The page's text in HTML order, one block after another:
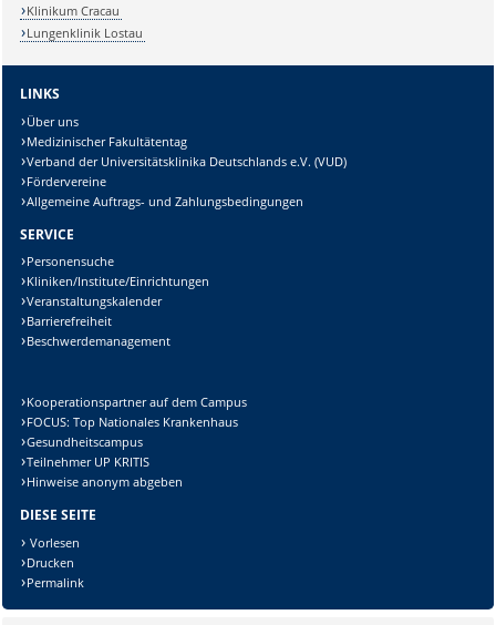
Klinikum Cracau
Lungenklinik Lostau
LINKS
Über uns
Medizinischer Fakultätentag
Verband der Universitätsklinika Deutschlands e.V. (VUD)
Fördervereine
Allgemeine Auftrags- und Zahlungsbedingungen
SERVICE
Personensuche
Kliniken/Institute/Einrichtungen
Veranstaltungskalender
Barrierefreiheit
Beschwerdemanagement
Kooperationspartner auf dem Campus
FOCUS: Top Nationales Krankenhaus
Gesundheitscampus
Teilnehmer UP KRITIS
Hinweise anonym abgeben
DIESE SEITE
Vorlesen
Drucken
Permalink